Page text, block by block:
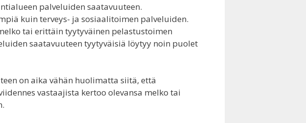
palveluiden saatavuuteen.
kuin terveys- ja sosiaalitoimen palveluiden.
tai erittäin tyytyväinen pelastustoimen
saatavuuteen tyytyväisiä löytyy noin puolet
on aika vähän huolimatta siitä, että
vastaajista kertoo olevansa melko tai